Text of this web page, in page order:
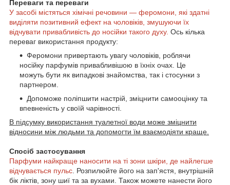
Переваги та переваги
У засобі містяться хімічні речовини — феромони, які здатні
виділяти позитивний ефект на чоловіків, змушуючи їх
відчувати привабливість до носійки такого духу. Ось кілька
переваг використання продукту:
Феромони привертають увагу чоловіків, роблячи
носійку парфумів привабливішою в їхніх очах. Це
можуть бути як випадкові знайомства, так і стосунки з
партнером.
Допоможе поліпшити настрій, зміцнити самооцінку та
впевненість у своїй чарівності.
В підсумку використання туалетної води може зміцнити
відносини між людьми та допомогти їм взаємодіяти краще.
Спосіб застосування
Парфуми найкраще наносити на ті зони шкіри, де найлегше
відчувається пульс . Розпилюйте його на зап'ястя, внутрішній
бік ліктів, зону шиї та за вухами. Також можете нанести його